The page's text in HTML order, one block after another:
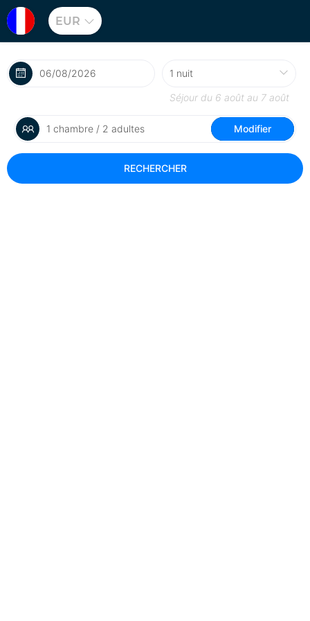
EUR
Séjour du 6 août au 7 août
1 chambre / 2 adultes Modifier